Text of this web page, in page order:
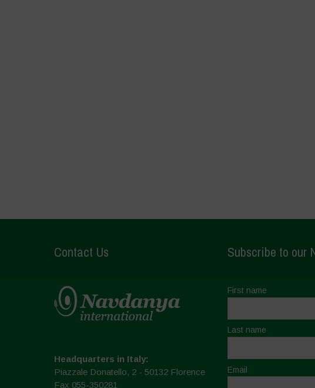
Contact Us
Headquarters in Italy:
Piazzale Donatello, 2 - 50132 Florence
Fax 055-350281
Subscribe to our
First name
Last name
Email